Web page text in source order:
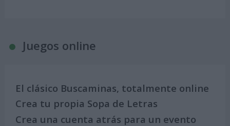
Juegos online
El clásico Buscaminas, totalmente online
Crea tu propia Sopa de Letras
Crea una cuenta atrás para un evento